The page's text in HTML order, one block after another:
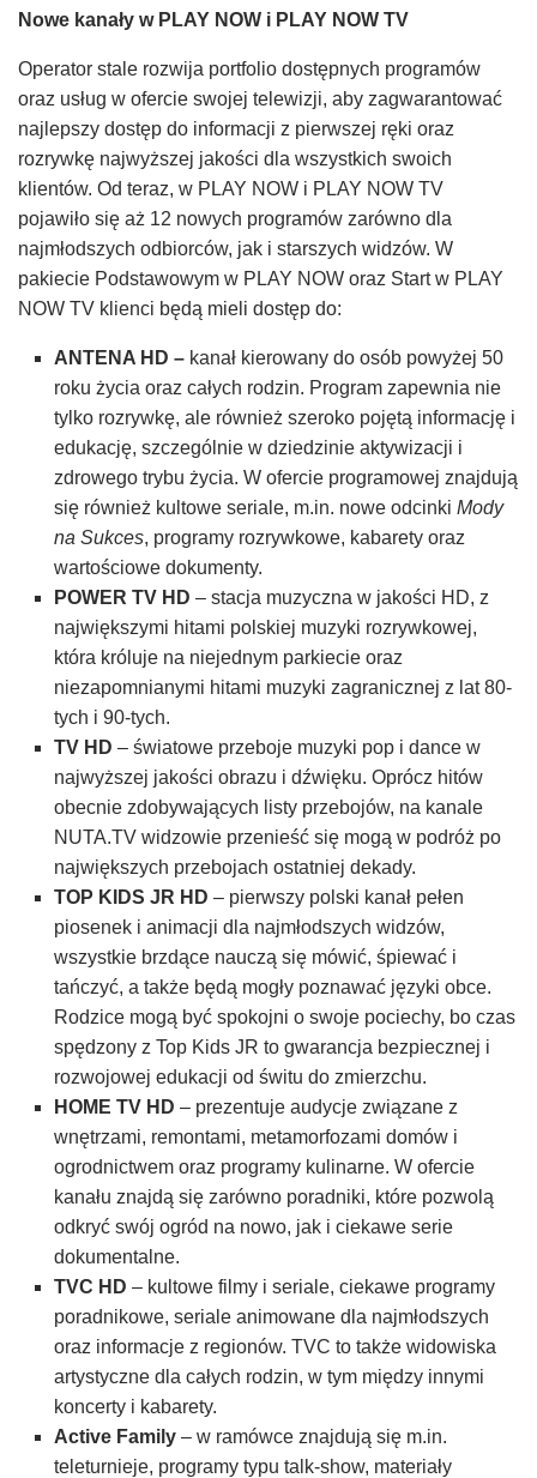
Nowe kanały w PLAY NOW i PLAY NOW TV
Operator stale rozwija portfolio dostępnych programów
oraz usług w ofercie swojej telewizji, aby zagwarantować
najlepszy dostęp do informacji z pierwszej ręki oraz
rozrywkę najwyższej jakości dla wszystkich swoich
klientów. Od teraz, w PLAY NOW i PLAY NOW TV
pojawiło się aż 12 nowych programów zarówno dla
najmłodszych odbiorców, jak i starszych widzów. W
pakiecie Podstawowym w PLAY NOW oraz Start w PLAY
NOW TV klienci będą mieli dostęp do:
ANTENA HD – kanał kierowany do osób powyżej 50
roku życia oraz całych rodzin. Program zapewnia nie
tylko rozrywkę, ale również szeroko pojętą informację i
edukację, szczególnie w dziedzinie aktywizacji i
zdrowego trybu życia. W ofercie programowej znajdują
się również kultowe seriale, m.in. nowe odcinki Mody
na Sukces, programy rozrywkowe, kabarety oraz
wartościowe dokumenty.
POWER TV HD – stacja muzyczna w jakości HD, z
największymi hitami polskiej muzyki rozrywkowej,
która króluje na niejednym parkiecie oraz
niezapomnianymi hitami muzyki zagranicznej z lat 80-
tych i 90-tych.
TV HD – światowe przeboje muzyki pop i dance w
najwyższej jakości obrazu i dźwięku. Oprócz hitów
obecnie zdobywających listy przebojów, na kanale
NUTA.TV widzowie przenieść się mogą w podróż po
największych przebojach ostatniej dekady.
TOP KIDS JR HD – pierwszy polski kanał pełen
piosenek i animacji dla najmłodszych widzów,
wszystkie brzdące nauczą się mówić, śpiewać i
tańczyć, a także będą mogły poznawać języki obce.
Rodzice mogą być spokojni o swoje pociechy, bo czas
spędzony z Top Kids JR to gwarancja bezpiecznej i
rozwojowej edukacji od świtu do zmierzchu.
HOME TV HD – prezentuje audycje związane z
wnętrzami, remontami, metamorfozami domów i
ogrodnictwem oraz programy kulinarne. W ofercie
kanału znajdą się zarówno poradniki, które pozwolą
odkryć swój ogród na nowo, jak i ciekawe serie
dokumentalne.
TVC HD – kultowe filmy i seriale, ciekawe programy
poradnikowe, seriale animowane dla najmłodszych
oraz informacje z regionów. TVC to także widowiska
artystyczne dla całych rodzin, w tym między innymi
koncerty i kabarety.
Active Family – w ramówce znajdują się m.in.
teleturnieje, programy typu talk-show, materiały